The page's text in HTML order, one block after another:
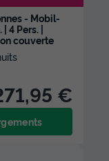
- Mobil-
4 Pers. |
couverte
€